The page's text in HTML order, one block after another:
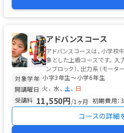
アドバンスコース
アドバンスコースは、小学校
象とした上級コースです。 入
ンブロック）、出力系（モー
律型ロボットを製作...
対象学年 小学3年生〜小学6年生
開講曜日 火 水 土
日
受講料 11,550円/1ヶ月 初期費用
コースの詳細